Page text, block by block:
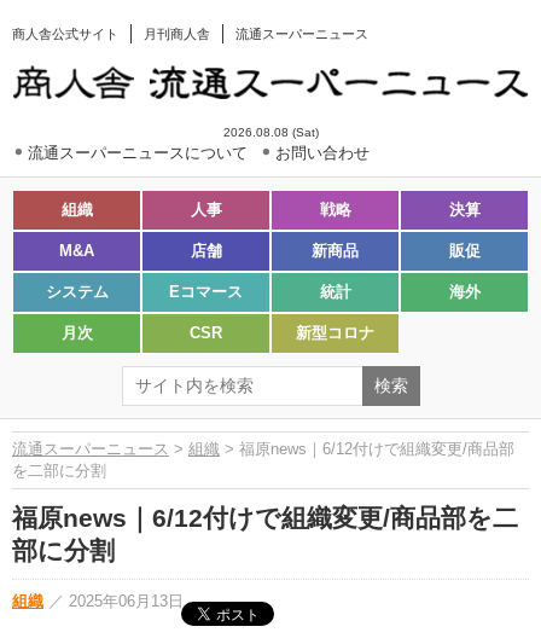
商人舎公式サイト 月刊商人舎 流通スーパーニュース
2026.08.08 (Sat)
流通スーパーニュースについて お問い合わせ
組織 人事 戦略 決算
M&A 店舗 新商品 販促
システム Eコマース 統計 海外
月次 CSR 新型コロナ
流通スーパーニュース > 組織 > 福原news｜6/12付けで組織変更/商品部
を二部に分割
福原news｜6/12付けで組織変更/商品部を二
部に分割
組織 ／ 2025年06月13日